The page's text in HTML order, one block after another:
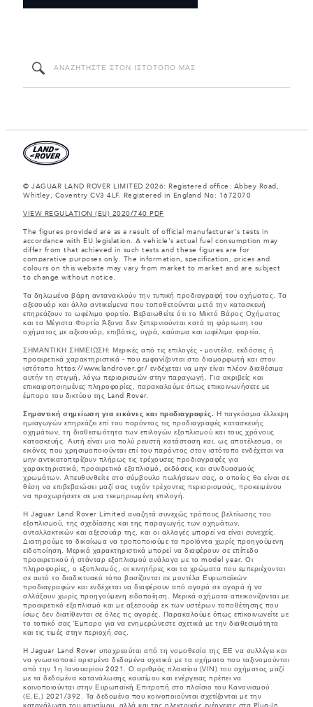
© JAGUAR LAND ROVER LIMITED 2026: Registered office: Abbey Road,
Whitley, Coventry CV3 4LF. Registered in England No: 1672070
VIEW REGULATION (EU) 2020/740 PDF
The figures provided are as a result of official manufacturer's tests in
accordance with EU legislation. A vehicle's actual fuel consumption may
differ from that achieved in such tests and these figures are for
comparative purposes only. The information, specification, prices and
colours on this website may vary from market to market and are subject
to change without notice.
Τα δηλωμένα βάρη αντανακλούν την τυπική προδιαγραφή του οχήματος. Τα
αξεσουάρ και άλλα αντικείμενα που τοποθετούνται μετά την κατασκευή
επηρεάζουν το ωφέλιμο φορτίο. Βεβαιωθείτε ότι το Μικτό Βάρος Οχήματος
και τα Μέγιστα Φορτία Άξονα δεν ξεπερνιούνται κατά τη φόρτωση του
οχήματος με αξεσουάρ, επιβάτες, υγρά, καύσιμα και ωφέλιμο φορτίο.
ΣΗΜΑΝΤΙΚΗ ΣΗΜΕΙΩΣΗ: Μερικές από τις επιλογές - μοντέλα, εκδόσεις ή
προαιρετικά χαρακτηριστικά - που εμφανίζονται στο διαμορφωτή και στον
ιστότοπο https://www.landrover.gr/ ενδέχεται να μην είναι πλέον διαθέσιμα
αυτήν τη στιγμή, λόγω περιορισμών στην παραγωγή. Για ακριβείς και
επικαιροποιημένες πληροφορίες, παρακαλούμε όπως επικοινωνήσετε με
έμπορο του δικτύου της Land Rover.
Σημαντική σημείωση για εικόνες και προδιαγραφές. Η παγκόσμια έλλειψη
ημιαγωγών επηρεάζει επί του παρόντος τις προδιαγραφές κατασκευής
οχημάτων, τη διαθεσιμότητα των επιλογών εξοπλισμού και τους χρόνους
κατασκευής. Αυτή είναι μια πολύ ρευστή κατάσταση και, ως αποτέλεσμα, οι
εικόνες που χρησιμοποιούνται επί του παρόντος στον ιστότοπο ενδέχεται να
μην αντικατοπτρίζουν πλήρως τις τρέχουσες προδιαγραφές για
χαρακτηριστικά, προαιρετικό εξοπλισμό, εκδόσεις και συνδυασμούς
χρωμάτων. Απευθυνθείτε στο σύμβουλο πωλήσεων σας, ο οποίος θα είναι σε
θέση να επιβεβαιώσει μαζί σας τυχόν τρέχοντες περιορισμούς, προκειμένου
να προχωρήσετε σε μια τεκμηριωμένη επιλογή.
Η Jaguar Land Rover Limited αναζητά συνεχώς τρόπους βελτίωσης του
εξοπλισμού, της σχεδίασης και της παραγωγής των οχημάτων,
ανταλλακτικών και αξεσουάρ της, και οι αλλαγές μπορεί να είναι συνεχείς.
Διατηρούμε το δικαίωμα να τροποποιούμε τα προϊόντα χωρίς προηγούμενη
ειδοποίηση. Μερικά χαρακτηριστικά μπορεί να διαφέρουν σε επίπεδο
προαιρετικού ή στάνταρ εξοπλισμού ανάλογα με το model year. Οι
πληροφορίες, ο εξοπλισμός, οι κινητήρες και τα χρώματα που εμπεριέχονται
σε αυτό το διαδικτυακό τόπο βασίζονται σε μοντέλα Ευρωπαϊκών
προδιαγραφών και ενδέχεται να διαφέρουν από αγορά σε αγορά ή να
αλλάξουν χωρίς προηγούμενη ειδοποίηση. Μερικά οχήματα απεικονίζονται με
προαιρετικό εξοπλισμό και με αξεσουάρ εκ των υστέρων τοποθέτησης που
ίσως δεν διατίθενται σε όλες τις αγορές. Παρακαλούμε όπως επικοινωνείτε με
το τοπικό σας Έμπορο για να ενημερώνεστε σχετικά με την διαθεσιμότητα
και τις τιμές στην περιοχή σας.
Η Jaguar Land Rover υποχρεούται από τη νομοθεσία της ΕΕ να συλλέγει και
να γνωστοποιεί ορισμένα δεδομένα σχετικά με τα οχήματα που ταξινομούνται
από την 1η Ιανουαρίου 2021. Ο αριθμός πλαισίου (VIN) του οχήματος μαζί
με τα δεδομένα κατανάλωσης καυσίμου και ενέργειας πρέπει να
κοινοποιούνται στην Ευρωπαϊκή Επιτροπή στο πλαίσιο του Κανονισμού
(Ε.Ε.) 2021/392. Τα δεδομένα που κοινοποιούνται σχετίζονται με την
κατανάλωση του καυσίμου, αλλά και της ηλεκτρικής ενέργειας στα Plug-In